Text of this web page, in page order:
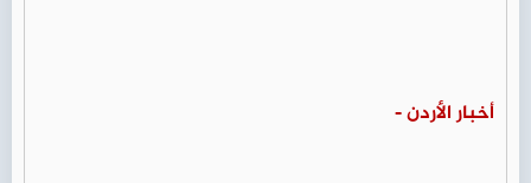
أخبار الأردن -